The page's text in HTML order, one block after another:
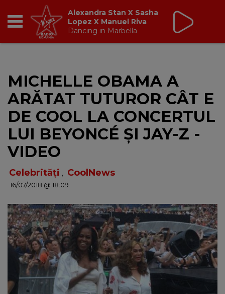
BREAKFAST
TIC TALK
CÂȘTIGĂ
DANCEFLOOR CHART
RADIO ACADEMY
NEWS
CONTUL MEU
Non Stop Virgin
cu Virgin Radio Romania
24/24
MICHELLE OBAMA A
ARĂTAT TUTUROR CÂT E
DE COOL LA CONCERTUL
LUI BEYONCÉ ȘI JAY-Z -
VIDEO
Celebrități , CoolNews
16/07/2018 @ 18:09